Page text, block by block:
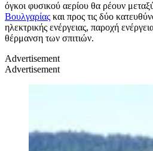
όγκοι φυσικού αερίου θα ρέουν
Βουλγαρίας και προς τις δύο
ηλεκτρικής ενέργειας, παροχή
θέρμανση των σπιτιών.
Advertisement
Advertisement